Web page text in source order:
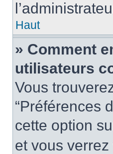
Haut
» Comment
utilisateurs
Vous
“Préférences
cette option
et vous